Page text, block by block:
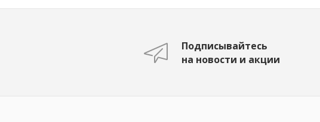
Подписывайтесь
на новости и акции